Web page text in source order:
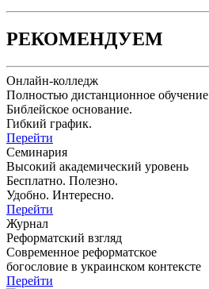
РЕКОМЕНДУЕМ
Онлайн-колледж
Полностью дистанционное обучение
Библейское основание.
Гибкий график.
Перейти
Семинария
Высокий академический уровень
Бесплатно. Полезно.
Удобно. Интересно.
Перейти
Журнал
Реформатский взгляд
Современное реформатское
богословие в украинском контексте
Перейти